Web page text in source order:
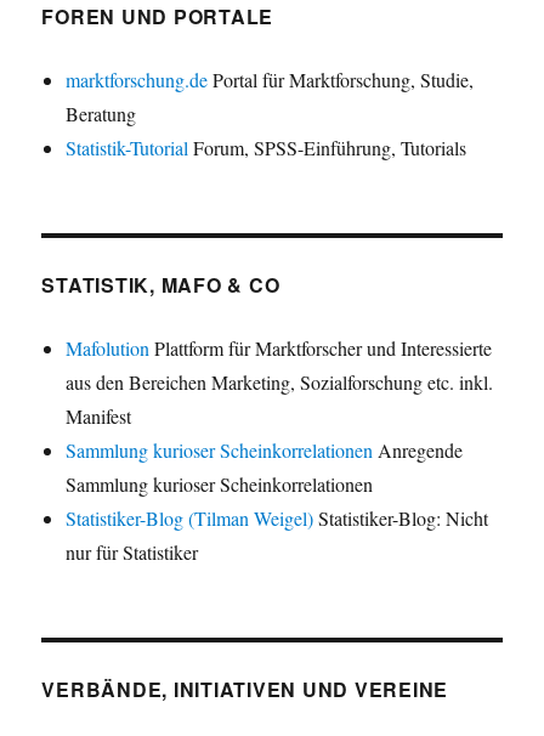
FOREN UND PORTALE
marktforschung.dePortal für Marktforschung, Studie,
Beratung
Statistik-Tutorial Forum, SPSS-Einführung, Tutorials
STATISTIK, MAFO & CO
Mafolution Plattform für Marktforscher und Interessierte
aus den Bereichen Marketing, Sozialforschung etc. inkl.
Manifest
Sammlung kurioser Scheinkorrelationen Anregende
Sammlung kurioser Scheinkorrelationen
Statistiker-Blog (Tilman Weigel)Statistiker-Blog: Nicht
nur für Statistiker
VERBÄNDE, INITIATIVEN UND VEREINE